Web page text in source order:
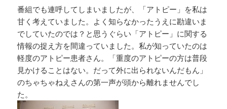
番組でも連呼してしまいましたが、「アトピー」を私は
甘く考えていました。よく知らなかったうえに勘違いま
でしていたのでは？と思うぐらい「アトピー」に関する
情報の捉え方を間違っていました。私が知っていたのは
軽度のアトピー患者さん。「重度のアトピーの方は普段
見かけることはない。だって外に出られないんだもん」
のちゃちゃねえさんの第一声が頭から離れませんでし
た。